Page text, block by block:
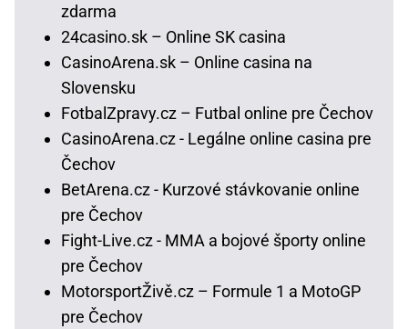
zdarma
24casino.sk – Online SK casina
CasinoArena.sk – Online casina na
Slovensku
FotbalZpravy.cz – Futbal online pre Čechov
CasinoArena.cz - Legálne online casina pre
Čechov
BetArena.cz - Kurzové stávkovanie online
pre Čechov
Fight-Live.cz - MMA a bojové športy online
pre Čechov
MotorsportŽivě.cz – Formule 1 a MotoGP
pre Čechov